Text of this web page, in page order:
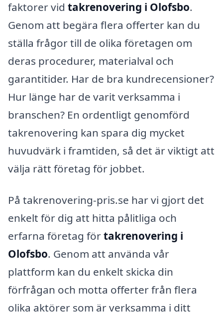
faktorer vid takrenovering i Olofsbo.
Genom att begära flera offerter kan du
ställa frågor till de olika företagen om
deras procedurer, materialval och
garantitider. Har de bra kundrecensioner?
Hur länge har de varit verksamma i
branschen? En ordentligt genomförd
takrenovering kan spara dig mycket
huvudvärk i framtiden, så det är viktigt att
välja rätt företag för jobbet.
På takrenovering-pris.se har vi gjort det
enkelt för dig att hitta pålitliga och
erfarna företag förtakrenovering i
Olofsbo. Genom att använda vår
plattform kan du enkelt skicka din
förfrågan och motta offerter från flera
olika aktörer som är verksamma i ditt